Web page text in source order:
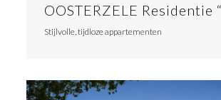
OOSTERZELE Residentie
Stijlvolle, tijdloze appartementen